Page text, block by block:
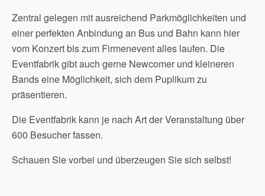
Zentral gelegen mit ausreichend Parkmöglichkeiten und
einer perfekten Anbindung an Bus und Bahn kann hier
vom Konzert bis zum Firmenevent alles laufen. Die
Eventfabrik gibt auch gerne Newcomer und kleineren
Bands eine Möglichkeit, sich dem Puplikum zu
präsentieren.
Die Eventfabrik kann je nach Art der Veranstaltung über
600 Besucher fassen.
Schauen Sie vorbei und überzeugen Sie sich selbst!